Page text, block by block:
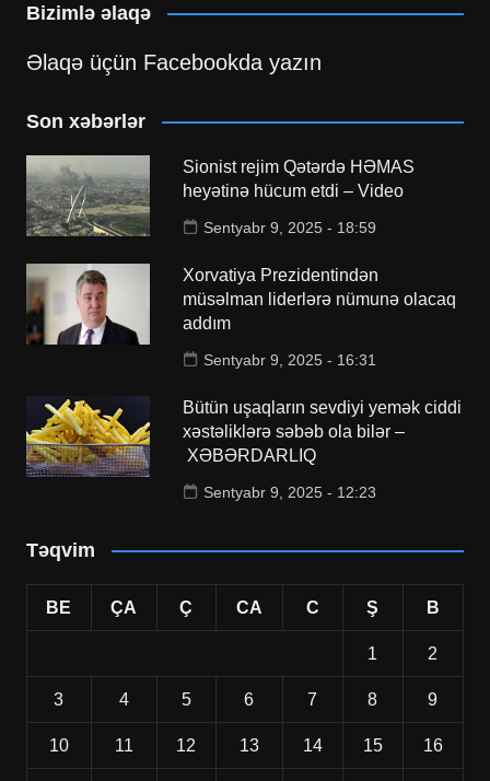
Bizimlə əlaqə
Əlaqə üçün Facebookda yazın
Son xəbərlər
Sionist rejim Qətərdə HƏMAS
heyətinə hücum etdi – Video
Sentyabr 9, 2025 - 18:59
Xorvatiya Prezidentindən
müsəlman liderlərə nümunə olacaq
addım
Sentyabr 9, 2025 - 16:31
Bütün uşaqların sevdiyi yemək ciddi
xəstəliklərə səbəb ola bilər –
XƏBƏRDARLIQ
Sentyabr 9, 2025 - 12:23
Təqvim
BE ÇA Ç CA C Ş B
1 2
3 4 5 6 7 8 9
10 11 12 13 14 15 16